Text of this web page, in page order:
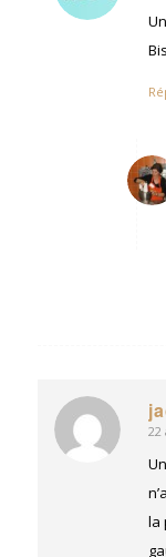
:
:
22
la